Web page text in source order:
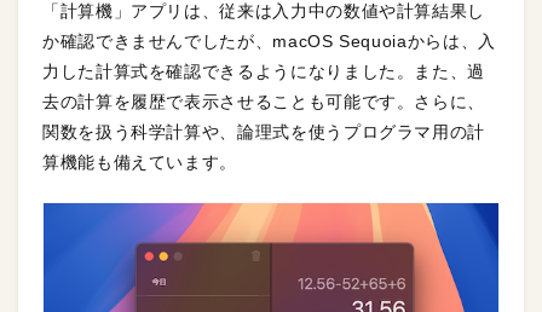
「計算機」アプリは、従来は入力中の数値や計算結果し
か確認できませんでしたが、macOS Sequoiaからは、入
力した計算式を確認できるようになりました。また、過
去の計算を履歴で表示させることも可能です。さらに、
関数を扱う科学計算や、論理式を使うプログラマ用の計
算機能も備えています。